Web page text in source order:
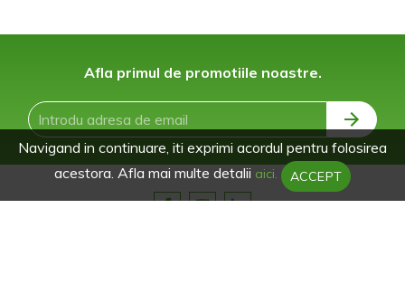
Afla primul de promotiile noastre.
Navigand in continuare, iti exprimi acordul pentru folosirea
acestora. Afla mai multe detalii aici. ACCEPT